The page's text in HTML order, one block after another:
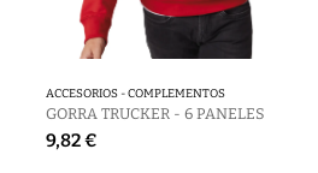
ACCESORIOS - COMPLEMENTOS
GORRA TRUCKER - 6 PANELES
9,82 €